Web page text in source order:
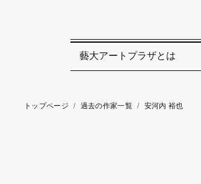
藝大アートプラザとは
トップページ / 過去の作家一覧 / 安河内 裕也